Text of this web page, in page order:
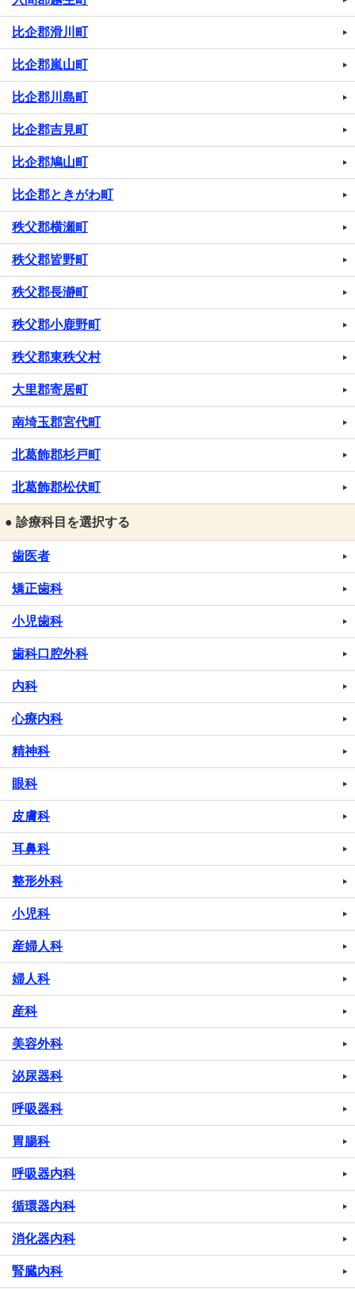
比企郡滑川町
比企郡嵐山町
比企郡川島町
比企郡吉見町
比企郡鳩山町
比企郡ときがわ町
秩父郡横瀬町
秩父郡皆野町
秩父郡長瀞町
秩父郡小鹿野町
秩父郡東秩父村
大里郡寄居町
南埼玉郡宮代町
北葛飾郡杉戸町
北葛飾郡松伏町
● 診療科目を選択する
歯医者
矯正歯科
小児歯科
歯科口腔外科
内科
心療内科
精神科
眼科
皮膚科
耳鼻科
整形外科
小児科
産婦人科
婦人科
産科
美容外科
泌尿器科
呼吸器科
胃腸科
呼吸器内科
循環器内科
消化器内科
腎臓内科